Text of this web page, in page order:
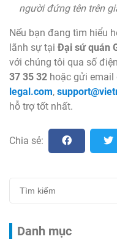
người đứng tên trên
Nếu bạn đang tìm hiểu
lãnh sự tại Đại sứ quán
với chúng tôi qua số
37 35 32 hoặc gửi email
legal.com,
hỗ trợ tốt nhất.
Chia sẻ:
Danh mục